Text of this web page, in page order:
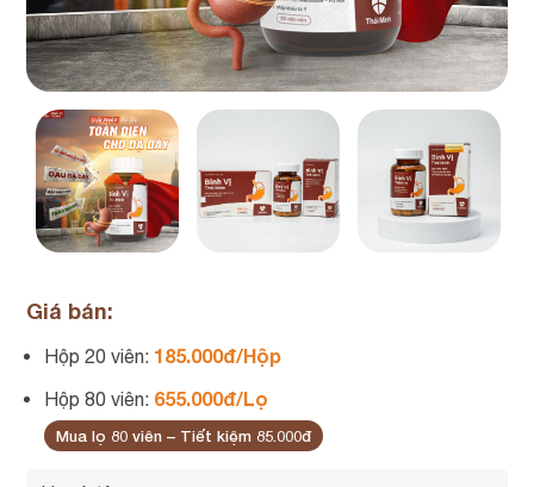
Giá bán:
Hộp 20 viên: 185.000đ/Hộp
Hộp 80 viên: 655.000đ/Lọ
Mua lọ 80 viên – Tiết kiệm 85.000đ